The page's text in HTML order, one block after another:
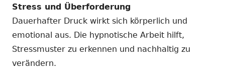
Stress und Überforderung
Dauerhafter Druck wirkt sich körperlich und
emotional aus. Die hypnotische Arbeit hilft,
Stressmuster zu erkennen und nachhaltig zu
verändern.